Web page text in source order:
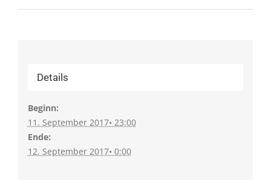
Details
Beginn:
11. September 2017• 23:00
Ende:
12. September 2017• 0:00